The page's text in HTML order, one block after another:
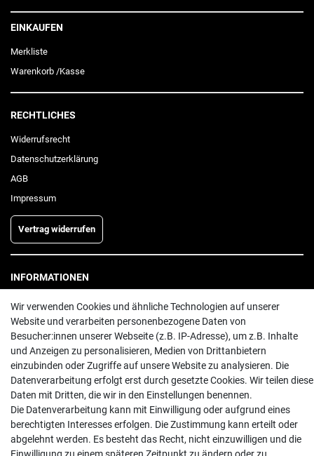
EINKAUFEN
Merkliste
Warenkorb /Kasse
RECHTLICHES
Widerrufs­recht
Daten­schutz­erklärung
AGB
Impressum
Vertrag widerrufen
INFORMATIONEN
Batterieentsorgung
Hilfe
Versand
Zahlungsarten
Kontakt
Wir verwenden Cookies und ähnliche Technologien auf unserer
Website und verarbeiten personenbezogene Daten von
Besucher:innen unserer Webseite (z.B. IP-Adresse), um z.B. Inhalte
und Anzeigen zu personalisieren, Medien von Drittanbietern
einzubinden oder Zugriffe auf unsere Website zu analysieren. Die
Datenverarbeitung erfolgt erst durch gesetzte Cookies. Wir teilen diese
Daten mit Dritten, die wir in den Einstellungen benennen.
Die Datenverarbeitung kann mit Einwilligung oder aufgrund eines
berechtigten Interesses erfolgen. Die Zustimmung kann erteilt oder
abgelehnt werden. Es besteht das Recht, nicht einzuwilligen und die